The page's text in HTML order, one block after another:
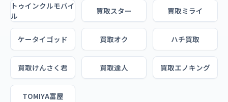
トゥインクルモバイ
ル
買取スター 買取ミライ
ケータイゴッド 買取オク ハチ買取
買取けんさく君 買取達人 買取エノキング
TOMIYA富屋